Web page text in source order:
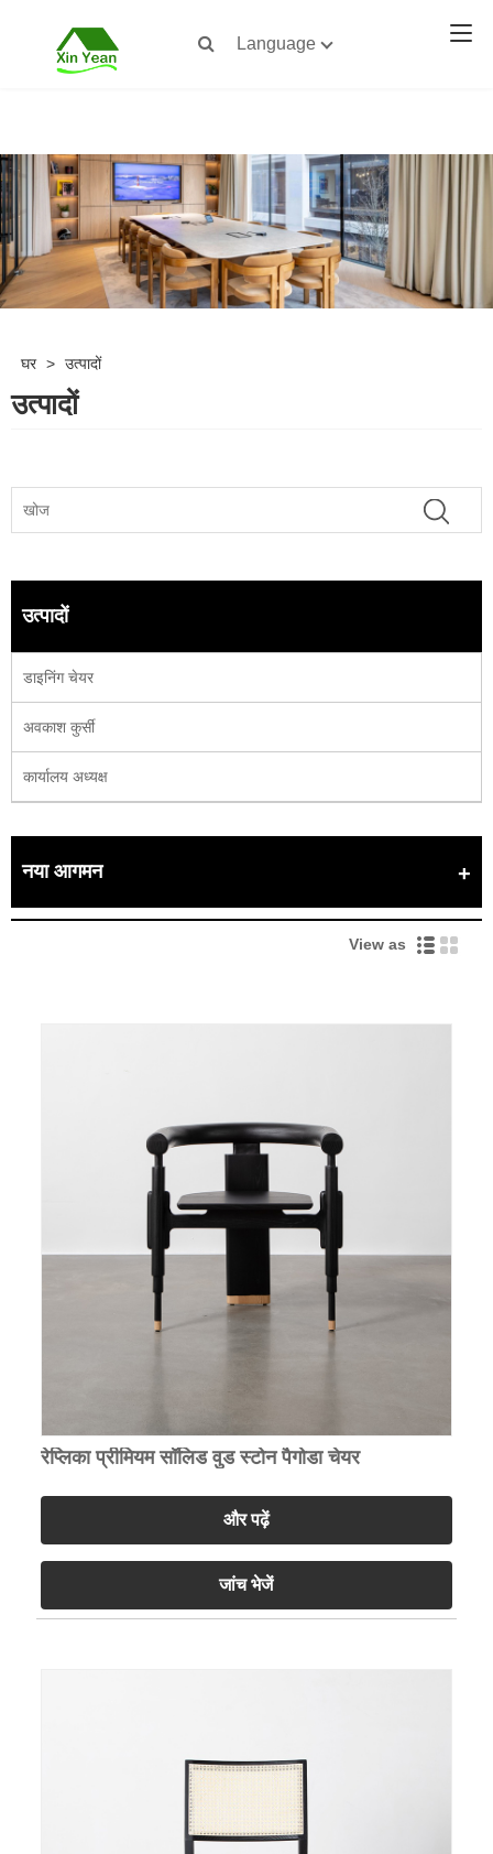
Language
घर > उत्पादों
उत्पादों
उत्पादों
डाइनिंग चेयर
अवकाश कुर्सी
कार्यालय अध्यक्ष
नया आगमन
View as
रेप्लिका प्रीमियम सॉलिड वुड स्टोन पैगोडा चेयर
और पढ़ें
जांच भेजें